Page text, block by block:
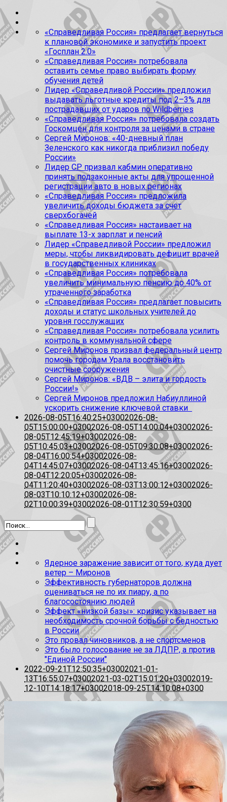
«Справедливая Россия» предлагает вернуться
к плановой экономике и запустить проект
«Госплан 2.0»
«Справедливая Россия» потребовала
оставить семье право выбирать форму
обучения детей
Лидер «Справедливой России» предложил
выдавать льготные кредиты под 2–3% для
пострадавших от ударов по Wildberries
«Справедливая Россия» потребовала создать
Госкомцен для контроля за ценами в стране
Сергей Миронов: «40-дневный план
Зеленского как никогда приблизил победу
России»
Лидер СР призвал кабмин оперативно
принять подзаконные акты для упрощенной
регистрации авто в новых регионах
«Справедливая Россия» предложила
увеличить доходы бюджета за счет
сверхбогачей
«Справедливая Россия» настаивает на
выплате 13-х зарплат и пенсий
Лидер «Справедливой России» предложил
меры, чтобы ликвидировать дефицит врачей
в государственных клиниках
«Справедливая Россия» потребовала
увеличить минимальную пенсию до 40% от
утраченного заработка
«Справедливая Россия» предлагает повысить
доходы и статус школьных учителей до
уровня госслужащих
«Справедливая Россия» потребовала усилить
контроль в коммунальной сфере
Сергей Миронов призвал федеральный центр
помочь городам Урала восстановить
очистные сооружения
Сергей Миронов: «ВДВ – элита и гордость
России!»
Сергей Миронов предложил Набиуллиной
ускорить снижение ключевой ставки
2026-08-05T16:40:25+03002026-08-
05T15:00:00+03002026-08-05T14:00:04+03002026-
08-05T12:45:19+03002026-08-
05T10:45:03+03002026-08-05T09:30:08+03002026-
08-04T16:00:54+03002026-08-
04T14:45:07+03002026-08-04T13:45:16+03002026-
08-04T12:20:05+03002026-08-
04T11:20:40+03002026-08-03T13:00:12+03002026-
08-03T10:10:12+03002026-08-
02T10:00:39+03002026-08-01T12:30:59+0300
Ядерное заражение зависит от того, куда дует
ветер – Миронов
Эффективность губернаторов должна
оцениваться не по их пиару, а по
благосостоянию людей
Эффект «низкой базы»: кризис указывает на
необходимость срочной борьбы с бедностью
в России
Это провал чиновников, а не спортсменов
Это было голосование не за ЛДПР, а против
"Единой России"
2022-09-21T12:50:35+03002021-01-
13T16:55:07+03002021-03-02T15:01:20+03002019-
12-10T14:18:17+03002018-09-25T14:10:08+0300